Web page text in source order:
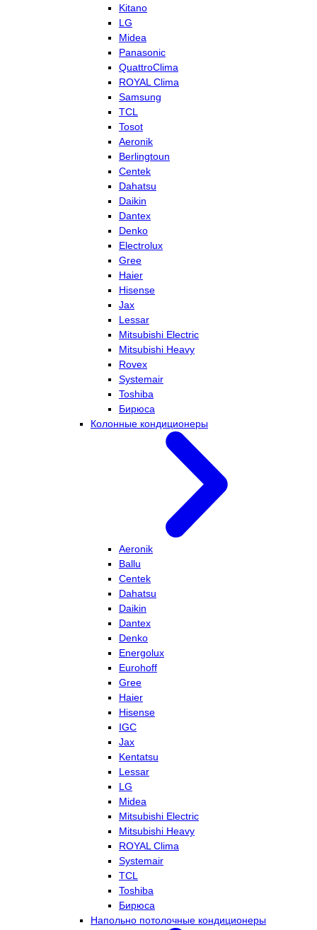
Kitano
LG
Midea
Panasonic
QuattroClima
ROYAL Clima
Samsung
TCL
Tosot
Aeronik
Berlingtoun
Centek
Dahatsu
Daikin
Dantex
Denko
Electrolux
Gree
Haier
Hisense
Jax
Lessar
Mitsubishi Electric
Mitsubishi Heavy
Rovex
Systemair
Toshiba
Бирюса
Колонные кондиционеры
Aeronik
Ballu
Centek
Dahatsu
Daikin
Dantex
Denko
Energolux
Eurohoff
Gree
Haier
Hisense
IGC
Jax
Kentatsu
Lessar
LG
Midea
Mitsubishi Electric
Mitsubishi Heavy
ROYAL Clima
Systemair
TCL
Toshiba
Бирюса
Напольно потолочные кондиционеры